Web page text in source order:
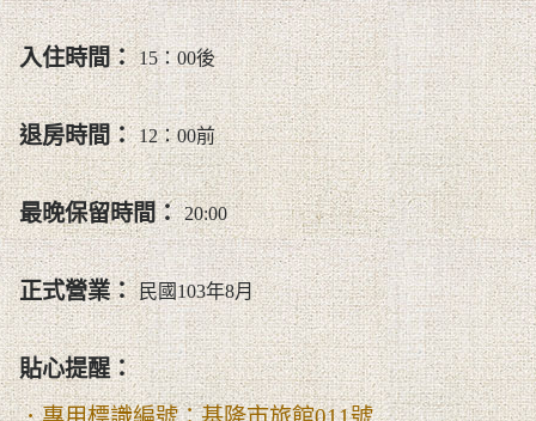
入住時間： 15：00後
退房時間： 12：00前
最晚保留時間： 20:00
正式營業： 民國103年8月
貼心提醒：